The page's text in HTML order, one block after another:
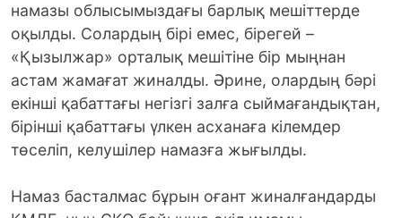
намазы облысымыздағы барлық мешіттерде
оқылды. Солардың бірі емес, бірегей –
«Қызылжар» орталық мешітіне бір мыңнан
астам жамағат жиналды. Әрине, олардың бәрі
екінші қабаттағы негізгі залға сыймағандықтан,
бірінші қабаттағы үлкен асханаға кілемдер
төселіп, келушілер намазға жығылды.
Намаз басталмас бұрын оғант жиналғандарды